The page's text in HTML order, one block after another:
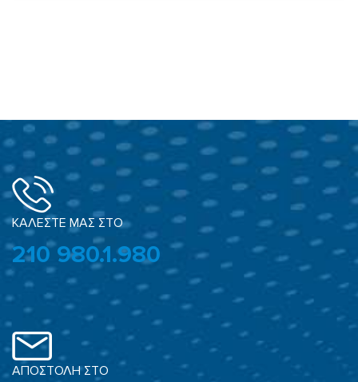
ΚΑΛΕΣΤΕ ΜΑΣ ΣΤΟ
210 980.1.980
ΑΠΟΣΤΟΛΗ ΣΤΟ